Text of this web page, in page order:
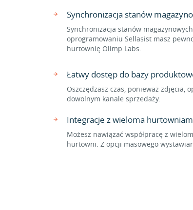
Synchronizacja stanów
Synchronizacja stanów
oprogramowaniu Sellasist masz
hurtownię Olimp Labs.
Łatwy dostęp do bazy
Oszczędzasz czas, ponieważ zdjęcia,
dowolnym kanale sprzedaży.
Integracje z wieloma
Możesz nawiązać współpracę z
hurtowni. Z opcji masowego